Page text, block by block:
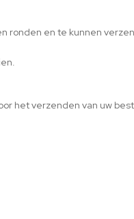
ronden en te kunnen
het verzenden van uw